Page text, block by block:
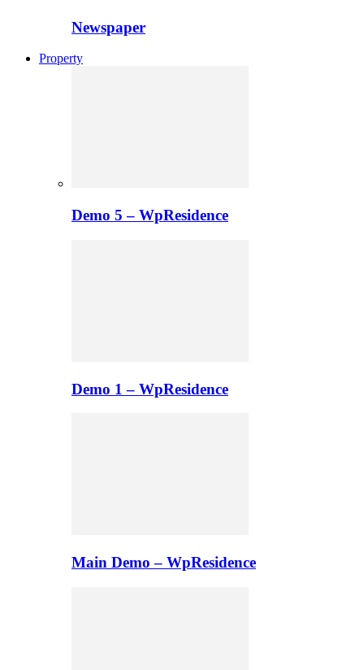
Newspaper
Property
Demo 5 – WpResidence
Demo 1 – WpResidence
Main Demo – WpResidence